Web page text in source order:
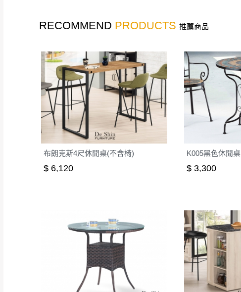
RECOMMEND PRODUCTS 推薦商品
布朗克斯4尺休閒桌(不含椅)
$ 6,120
K005黑色休閒桌
$ 3,300